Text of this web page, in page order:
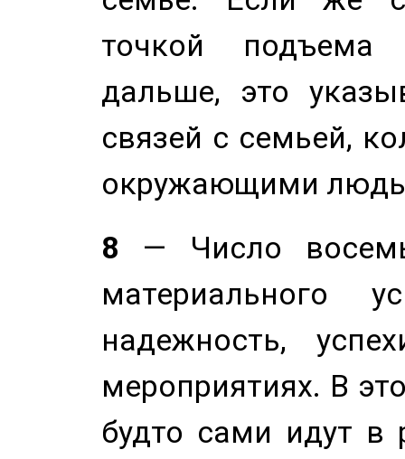
точкой
дальше, это
связей с семьей,
окружающими
8 — Число
материального
надежность,
мероприятиях. В
будто сами идут в